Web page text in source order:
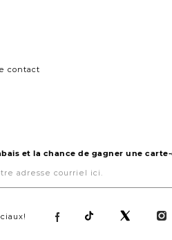
contact
et la chance de gagner une carte-